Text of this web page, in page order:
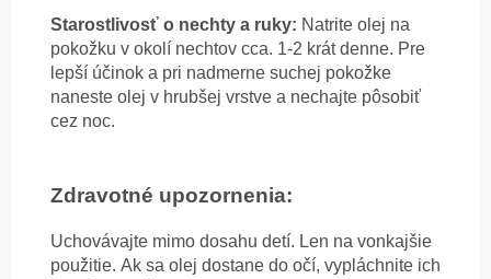
Starostlivosť o nechty a ruky: Natrite olej na
pokožku v okolí nechtov cca. 1-2 krát denne. Pre
lepší účinok a pri nadmerne suchej pokožke
naneste olej v hrubšej vrstve a nechajte pôsobiť
cez noc.
Zdravotné upozornenia:
Uchovávajte mimo dosahu detí. Len na vonkajšie
použitie. Ak sa olej dostane do očí, vypláchnite ich